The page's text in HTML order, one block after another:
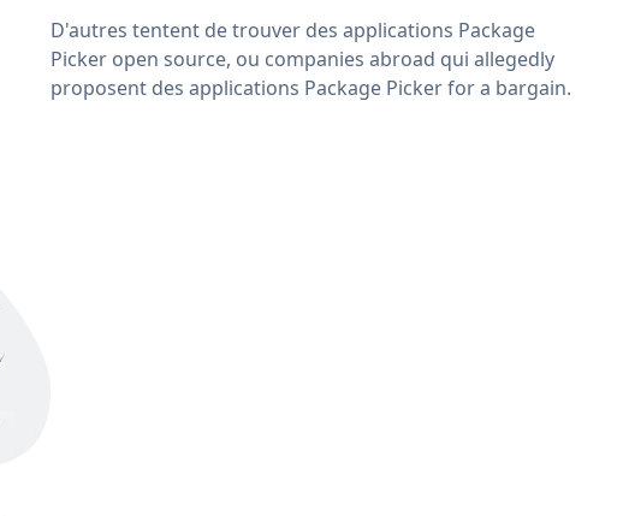
D'autres tentent de trouver des applications Package
Picker open source, ou companies abroad qui allegedly
proposent des applications Package Picker for a bargain.